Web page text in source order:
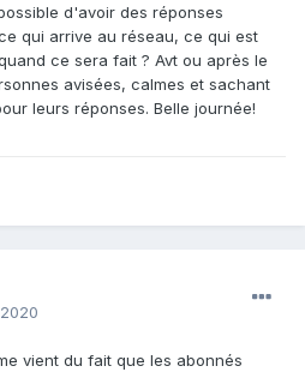
d'avoir des réponses
qui arrive au réseau, ce qui est
ce sera fait ? Avt ou après le
avisées, calmes et sachant
leurs réponses. Belle journée!
vient du fait que les abonnés